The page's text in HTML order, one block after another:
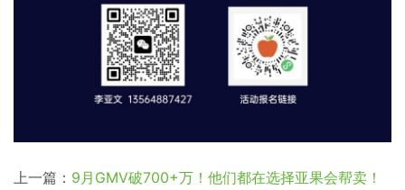
上一篇： 9月GMV破700+万！他们都在选择亚果会帮卖！